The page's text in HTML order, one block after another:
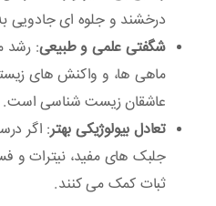
درخشند و جلوه‌ ای جادویی
شگفتی علمی و طبیعی: رشد
ماهی‌ ها، و واکنش‌ های
عاشقان زیست‌ شناسی است.
تعادل بیولوژیکی بهتر: اگر
جلبک‌ های مفید، نیترات و
ثبات کمک می‌ کنند.